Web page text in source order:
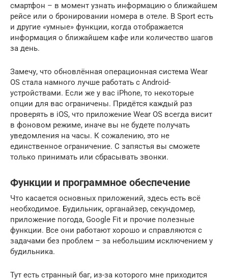
смартфон – в момент узнать информацию о ближайшем
рейсе или о бронировании номера в отеле. В Sport есть
и другие «умные» функции, когда отображается
информация о ближайшем кафе или количество шагов
за день.
Замечу, что обновлённая операционная система Wear
OS стала намного лучше работать с Android-
устройствами. Если же у вас iPhone, то некоторые
опции для вас ограничены. Придётся каждый раз
проверять в iOS, что приложение Wear OS всегда висит
в фоновом режиме, иначе вы не будете получать
уведомления на часы. К сожалению, это не
единственное ограничение. С запястья вы сможете
только принимать или сбрасывать звонки.
Функции и программное обеспечение
Что касается основных приложений, здесь есть всё
необходимое. Будильник, органайзер, секундомер,
приложение погода, Google Fit и прочие полезные
функции. Все они работают хорошо и справляются с
задачами без проблем – за небольшим исключением у
будильника.
Тут есть странный баг, из-за которого мне приходится